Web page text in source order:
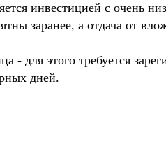
инвестицией с очень
заранее, а отдача от
для этого требуется
дней.